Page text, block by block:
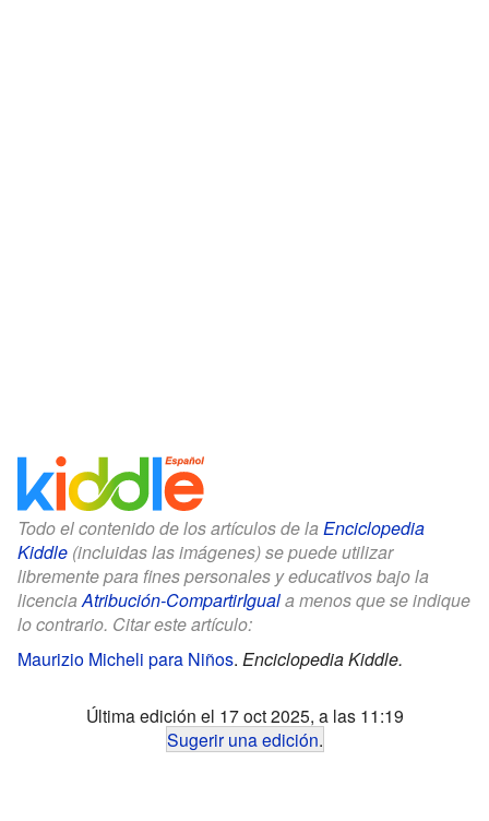
Todo el contenido de los artículos de la Enciclopedia
Kiddle (incluidas las imágenes) se puede utilizar
libremente para fines personales y educativos bajo la
licenciaAtribución-CompartirIguala menos que se indique
lo contrario. Citar este artículo:
Maurizio Micheli para Niños. Enciclopedia Kiddle.
Última edición el 17 oct 2025, a las 11:19
Sugerir una edición.